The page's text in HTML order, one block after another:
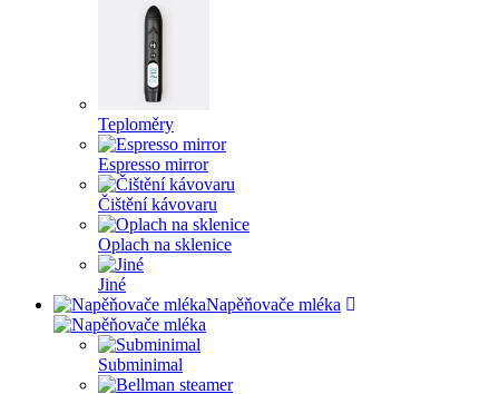
Teploměry
Espresso mirror
Čištění kávovaru
Oplach na sklenice
Jiné
Napěňovače mléka
Subminimal